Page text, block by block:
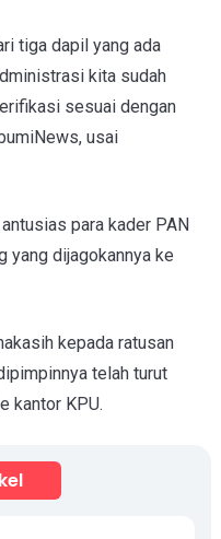
tiga dapil yang ada
kita sudah
sesuai dengan
usai
para kader PAN
yang dijagokannya ke
kepada ratusan
telah turut
kantor KPU.